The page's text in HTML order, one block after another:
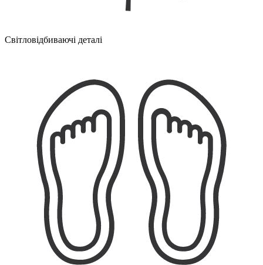
Світловідбиваючі деталі